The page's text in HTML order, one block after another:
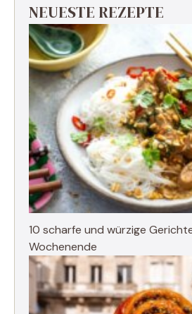
NEUESTE REZEPTE
10 scharfe und würzige
Wochenende